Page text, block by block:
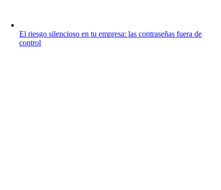
El riesgo silencioso en tu empresa: las contraseñas fuera de
control